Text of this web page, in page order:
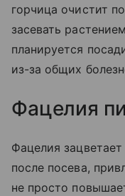
горчица очистит
засевать
планируется
из-за общих
Фацелия
Фацелия
после посева,
не просто